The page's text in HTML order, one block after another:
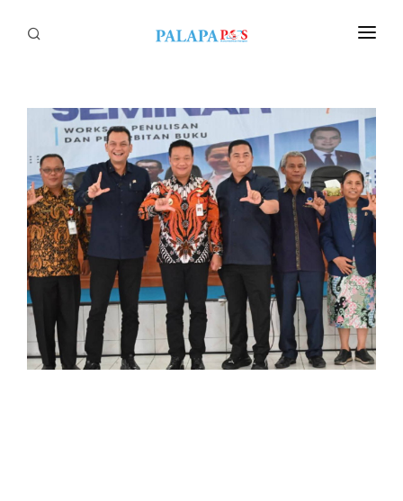
Politik
Nasional
Sumatera
Tapanuli
Nusantara
Megapolitan
Hukum